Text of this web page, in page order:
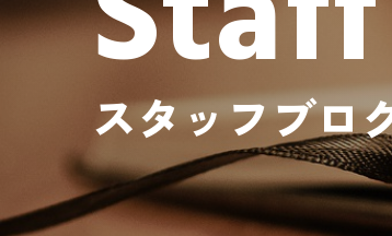
スタッフブロ